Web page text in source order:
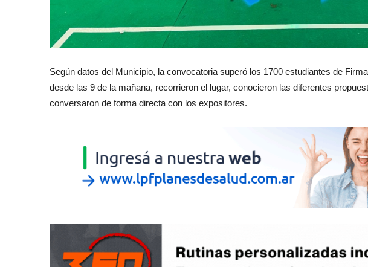
Según datos del Municipio, la convocatoria superó los 1700 estudiantes de
desde las 9 de la mañana, recorrieron el lugar, conocieron las diferentes
conversaron de forma directa con los expositores.